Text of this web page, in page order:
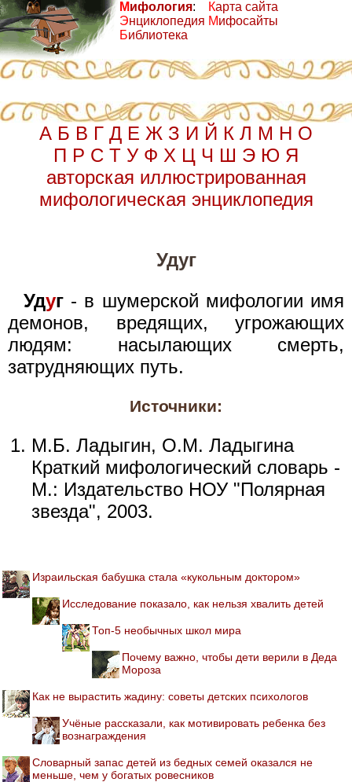
Мифология:
Энциклопедия
Библиотека
Карта сайта
Мифосайты
А Б В Г Д Е Ж З И Й К Л М Н О
П Р С Т У Ф Х Ц Ч Ш Э Ю Я
авторская иллюстрированная
мифологическая энциклопедия
Удуг
Удуг - в шумерской мифологии имя
демонов, вредящих, угрожающих
людям: насылающих смерть,
затрудняющих путь.
Источники:
М.Б. Ладыгин, О.М. Ладыгина
Краткий мифологический словарь -
М.: Издательство НОУ "Полярная
звезда", 2003.
Израильская бабушка стала «кукольным доктором»
Исследование показало, как нельзя хвалить детей
Топ-5 необычных школ мира
Почему важно, чтобы дети верили в Деда
Мороза
Как не вырастить жадину: советы детских психологов
Учёные рассказали, как мотивировать ребенка без
вознаграждения
Словарный запас детей из бедных семей оказался не
меньше, чем у богатых ровесников